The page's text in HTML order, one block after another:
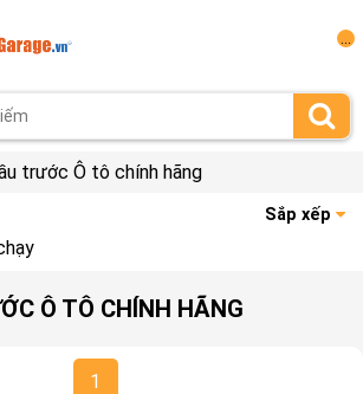
trước Ô tô chính hãng
Sắp xếp
Ô TÔ CHÍNH HÃNG
1